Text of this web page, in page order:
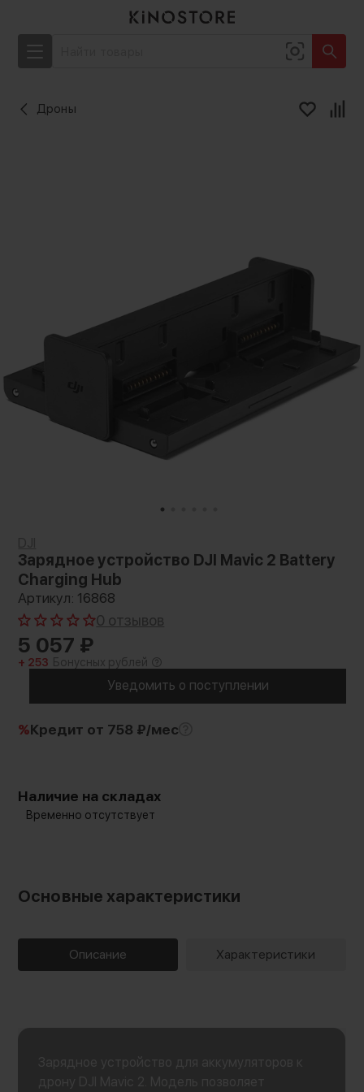
Дроны
Зарядное устройство DJI Mavic 2 Battery
Charging Hub
Артикул: 16868
0 отзывов
5 057 ₽
+ 253 Бонусных рублей
Уведомить о поступлении
%Кредит от 758 ₽/мес
Наличие на складах
Временно отсутствует
Основные характеристики
Описание Характеристики